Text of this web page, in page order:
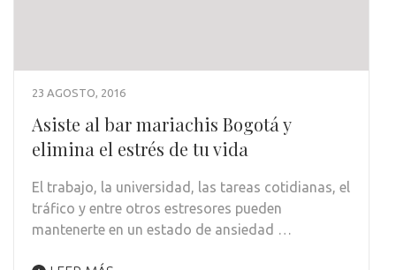
23 AGOSTO, 2016
Asiste al bar mariachis Bogotá y
elimina el estrés de tu vida
El trabajo, la universidad, las tareas cotidianas, el
tráfico y entre otros estresores pueden
mantenerte en un estado de ansiedad …